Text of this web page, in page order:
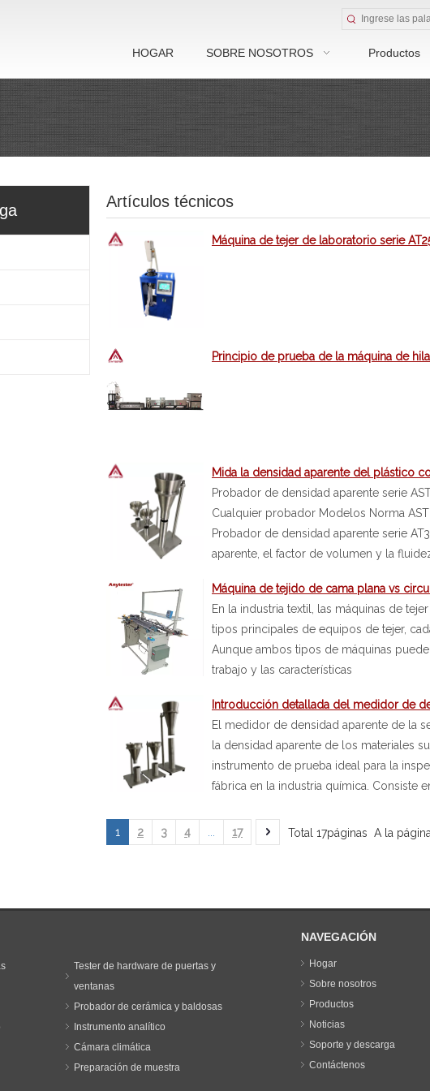
HOGAR SOBRE NOSOTROS Productos
Artículos técnicos
Máquina de tejer de laboratorio serie
Probador de densidad aparente serie
Cualquier probador Modelos Norma
Probador de densidad aparente serie
aparente, el factor de volumen y la
Máquina de tejido de cama plana vs
En la industria textil, las máquinas de
tipos principales de equipos de tejer,
Aunque ambos tipos de máquinas
trabajo y las características
Introducción detallada del medidor de
El medidor de densidad aparente de la
la densidad aparente de los materiales
instrumento de prueba ideal para la
fábrica en la industria química. Consiste
1 2 3 4 17 Total 17páginas A la página
Tester de hardware de puertas y
ventanas
Probador de cerámica y baldosas
Instrumento analítico
Cámara climática
Preparación de muestra
NAVEGACIÓN
Hogar
Sobre nosotros
Productos
Noticias
Soporte y descarga
Contáctenos